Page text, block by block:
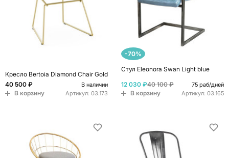
Кресло Bertoia Diamond Chair Gold
40 500 ₽
В наличии
В корзину Артикул: 03.173
-70%
Стул Eleonora Swan Light blue
12 030 ₽40 100 ₽ 75 раб/дней
В корзину Артикул: 03.165